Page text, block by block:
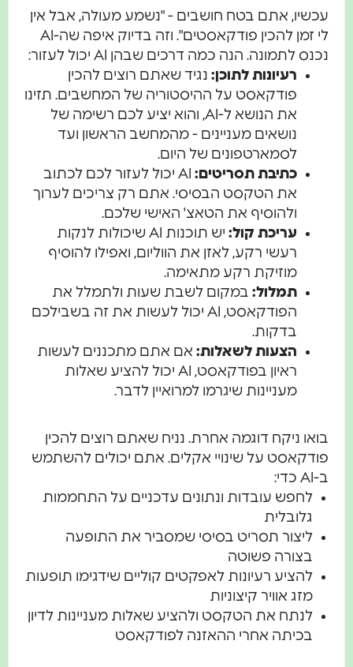
עכשיו, אתם בטח חושבים - "נשמע מעולה, אבל אין
לי זמן להכין פודקאסטים". וזה בדיוק איפה שה-AI
נכנס לתמונה. הנה כמה דרכים שבהן AI יכול לעזור:
רעיונות לתוכן:נגיד שאתם רוצים להכין
פודקאסט על ההיסטוריה של המחשבים. תזינו
את הנושא ל-AI, והוא יציע לכם רשימה של
נושאים מעניינים - מהמחשב הראשון ועד
לסמארטפונים של היום.
כתיבת תסריטים:
AI יכול לעזור לכם לכתוב
את הטקסט הבסיסי. אתם רק צריכים לערוך
ולהוסיף את הטאצ' האישי שלכם.
עריכת קול:
יש תוכנות AI שיכולות לנקות
רעשי רקע, לאזן את הווליום, ואפילו להוסיף
מוזיקת רקע מתאימה.
תמלול:במקום לשבת שעות ולתמלל את
הפודקאסט, AI יכול לעשות את זה בשבילכם
בדקות.
הצעות לשאלות:אם אתם מתכננים לעשות
ראיון בפודקאסט, AI יכול להציע שאלות
מעניינות שיגרמו למרואיין לדבר.
בואו ניקח דוגמה אחרת. נניח שאתם רוצים להכין
פודקאסט על שינויי אקלים. אתם יכולים להשתמש
לחפש עובדות ונתונים עדכניים על התחממות
גלובלית
ליצור תסריט בסיסי שמסביר את התופעה
בצורה פשוטה
להציע רעיונות לאפקטים קוליים שידגימו תופעות
מזג אוויר קיצוניות
לנתח את הטקסט ולהציע שאלות מעניינות לדיון
בכיתה אחרי ההאזנה לפודקאסט